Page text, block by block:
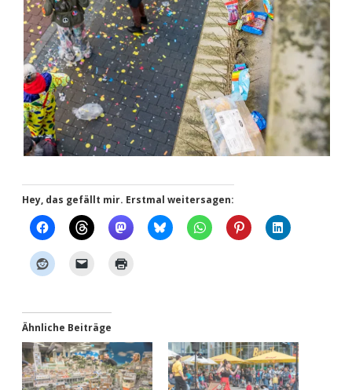
Hey, das gefällt mir. Erstmal weitersagen:
Ähnliche Beiträge